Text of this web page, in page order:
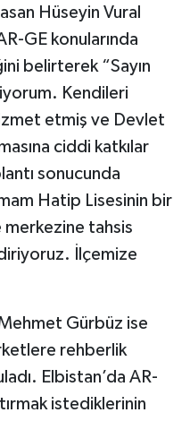
Hüseyin Vural
GE konularında
belirterek “Sayın
Kendileri
etmiş ve Devlet
ciddi katkılar
sonucunda
Hatip Lisesinin bir
merkezine tahsis
İlçemize
Gürbüz ise
rehberlik
Elbistan’da AR-
istediklerinin